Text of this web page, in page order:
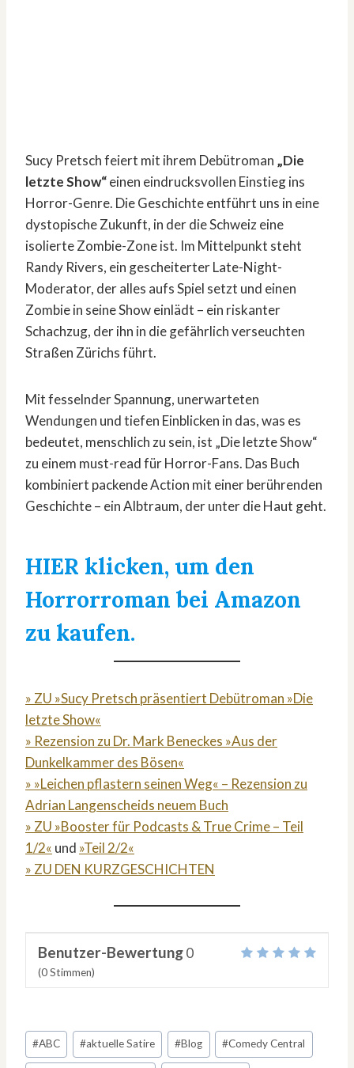
Sucy Pretsch feiert mit ihrem Debütroman „Die
letzte Show“einen eindrucksvollen Einstieg ins
Horror-Genre. Die Geschichte entführt uns in eine
dystopische Zukunft, in der die Schweiz eine
isolierte Zombie-Zone ist. Im Mittelpunkt steht
Randy Rivers, ein gescheiterter Late-Night-
Moderator, der alles aufs Spiel setzt und einen
Zombie in seine Show einlädt – ein riskanter
Schachzug, der ihn in die gefährlich verseuchten
Straßen Zürichs führt.
Mit fesselnder Spannung, unerwarteten
Wendungen und tiefen Einblicken in das, was es
bedeutet, menschlich zu sein, ist „Die letzte Show“
zu einem must-read für Horror-Fans. Das Buch
kombiniert packende Action mit einer berührenden
Geschichte – ein Albtraum, der unter die Haut geht.
HIER klicken, um den
Horrorroman bei Amazon
zu kaufen.
» ZU »Sucy Pretsch präsentiert Debütroman »Die
letzte Show«
» Rezension zu Dr. Mark Beneckes »Aus der
Dunkelkammer des Bösen«
» »Leichen pflastern seinen Weg« – Rezension zu
Adrian Langenscheids neuem Buch
» ZU »Booster für Podcasts & True Crime – Teil
1/2« und »Teil 2/2«
» ZU DEN KURZGESCHICHTEN
Benutzer-Bewertung0
(0Stimmen)
Schlagworte:
#ABC #aktuelle Satire #Blog #Comedy Central